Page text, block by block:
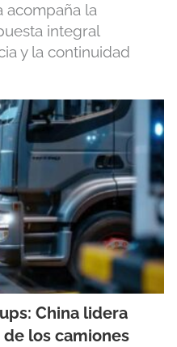
acompaña la
integral
y la continuidad
China lidera
los camiones